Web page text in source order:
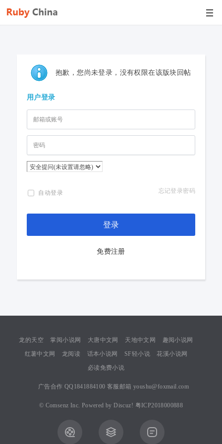
抱歉，您尚未登录，没有权限在该版块回帖
用户登录
自动登录 忘记登录密码
登录
免费注册
龙的天空 掌阅小说网 大唐中文网 天地中文网
趣阅小说网
红薯中文网
龙阅读 话本小说网 SF轻小说
花溪小说网
必读免费小说
广告合作 QQ1841884100 客服邮箱 youshu@foxmail.com
© Comsenz Inc. Powered byDiscuz! 粤ICP2018000888